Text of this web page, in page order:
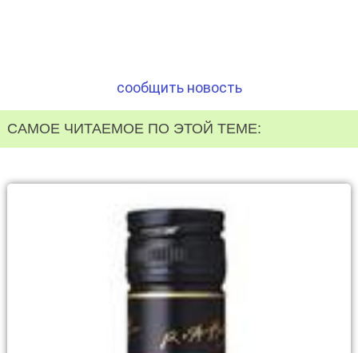
сообщить новость
САМОЕ ЧИТАЕМОЕ ПО ЭТОЙ ТЕМЕ: